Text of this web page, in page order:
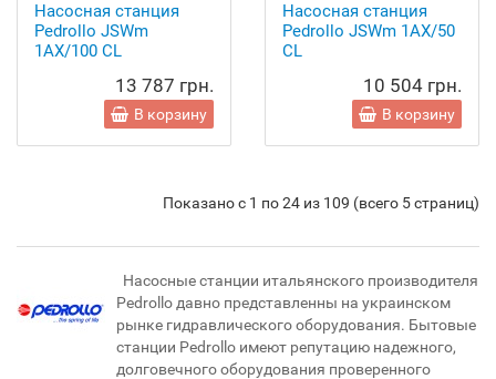
Насосная станция
Pedrollo JSWm
1AX/100 CL
13 787 грн.
В корзину
Насосная станция
Pedrollo JSWm 1AX/50
CL
10 504 грн.
В корзину
Показано с 1 по 24 из 109 (всего 5 страниц)
Насосные станции итальянского производителя
Pedrollo давно представленны на украинском
рынке гидравлического оборудования. Бытовые
станции Pedrollo имеют репутацию надежного,
долговечного оборудования проверенного